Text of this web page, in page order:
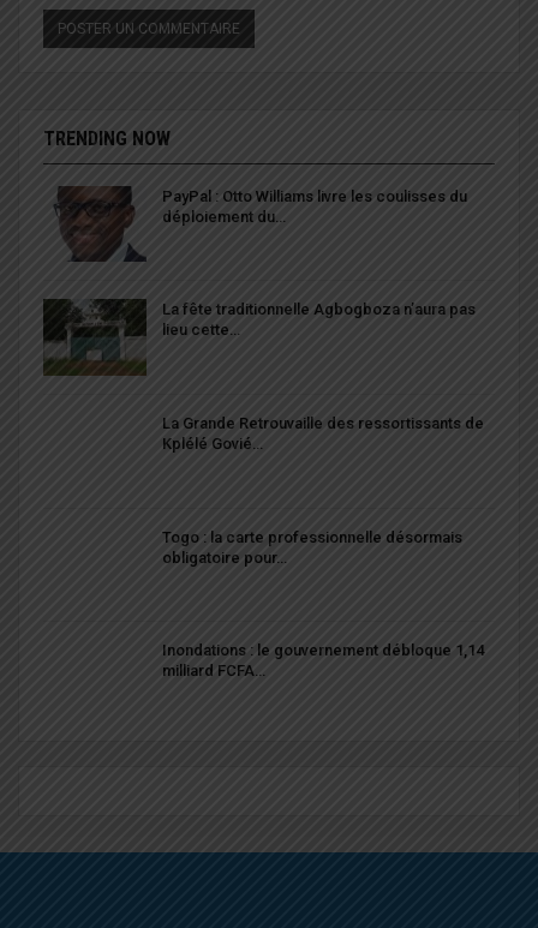
TRENDING NOW
PayPal : Otto Williams livre les coulisses du
déploiement du…
La fête traditionnelle Agbogboza n’aura pas
lieu cette…
La Grande Retrouvaille des ressortissants de
Kplélé Govié…
Togo : la carte professionnelle désormais
obligatoire pour…
Inondations : le gouvernement débloque 1,14
milliard FCFA…